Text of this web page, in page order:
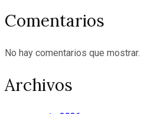
Comentarios
No hay comentarios que mostrar.
Archivos